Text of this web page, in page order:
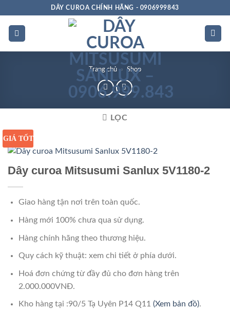
dung
DÂY CUROA CHÍNH HÃNG - 0906999843
Trang chủ » Shop
LỌC
GIÁ TỐT
Dây curoa Mitsusumi Sanlux 5V1180-2
Giao hàng tận nơi trên toàn quốc.
Hàng mới 100% chưa qua sử dụng.
Hàng chính hãng theo thương hiệu.
Quy cách kỹ thuật: xem chi tiết ở phía dưới.
Hoá đơn chứng từ đầy đủ cho đơn hàng trên
2.000.000VNĐ.
Kho hàng tại :90/5 Tạ Uyên P14 Q11 (Xem bản đồ).